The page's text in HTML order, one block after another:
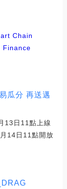
Chain
Finance
瓜分 再送邁
13日11點上線
14日11點開放